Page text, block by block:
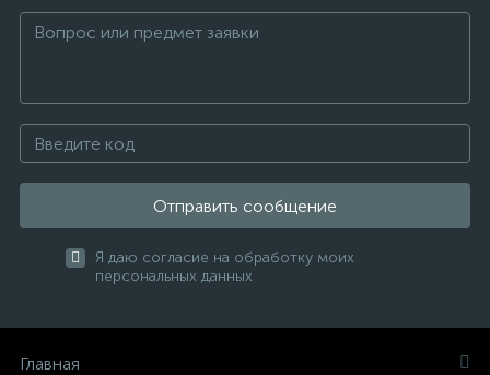
Отправить сообщение
Я даю согласие на обработку моих
персональных данных
Главная